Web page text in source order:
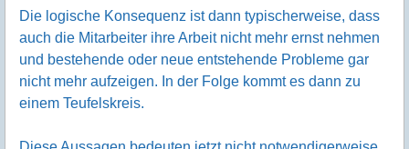
Die logische Konsequenz ist dann typischerweise, dass
auch die Mitarbeiter ihre Arbeit nicht mehr ernst nehmen
und bestehende oder neue entstehende Probleme gar
nicht mehr aufzeigen. In der Folge kommt es dann zu
einem Teufelskreis.